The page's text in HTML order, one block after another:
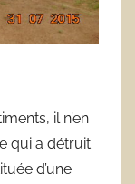
il n’en
qui a détruit
d’une